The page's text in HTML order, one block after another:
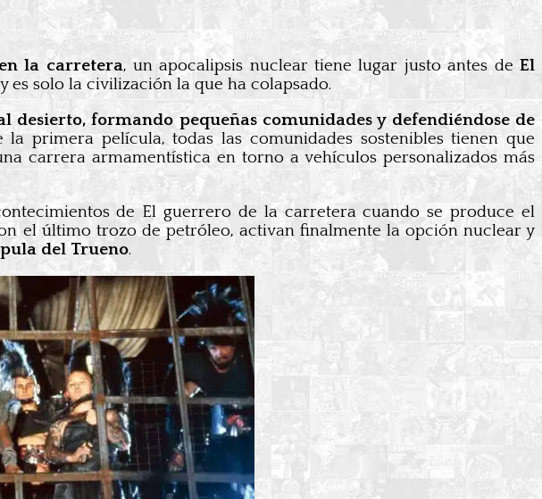
la carretera, un apocalipsis nuclear tiene lugar justo antes deEl
solo la civilización la que ha colapsado.
desierto, formando pequeñas comunidades y defendiéndose de
primera película, todas las comunidades sostenibles tienen que
carrera armamentística en torno a vehículos personalizados más
de El guerrero de la carretera cuando se produce el
el último trozo de petróleo, activan finalmente la opción nuclear y
del Trueno.